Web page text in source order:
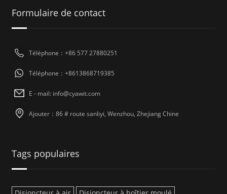
Formulaire de contact
Téléphone：+86 577 27880251
Téléphone：+8613868719385
E - mail: info@cyawit.com
Ajouter：86 # route sanliyi, Wenzhou, Zhejiang Chine
Tags populaires